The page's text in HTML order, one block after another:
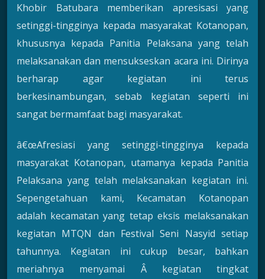
Khobir Batubara memberikan apresisasi yang
setinggi-tingginya kepada masyarakat Kotanopan,
khususnya kepada Panitia Pelaksana yang telah
melaksanakan dan mensukseskan acara ini. Dirinya
berharap agar kegiatan ini terus
berkesinambungan, sebab kegiatan seperti ini
sangat bermamfaat bagi masyarakat.
â€œAfresiasi yang setinggi-tingginya kepada
masyarakat Kotanopan, utamanya kepada Panitia
Pelaksana yang telah melaksanakan kegiatan ini.
Sepengetahuan kami, Kecamatan Kotanopan
adalah kecamatan yang tetap eksis melaksanakan
kegiatan MTQN dan Festival Seni Nasyid setiap
tahunnya. Kegiatan ini cukup besar, bahkan
meriahnya menyamai Â kegiatan tingkat